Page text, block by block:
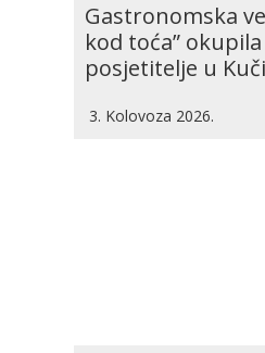
Gastronomska
kod toća”
posjetitelje u
3. Kolovoza 2026.